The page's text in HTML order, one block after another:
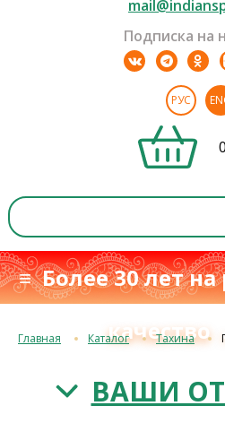
Подписка на
РУС
≡ Более 30 лет
качество
Главная Каталог Тахина
ВАШИ